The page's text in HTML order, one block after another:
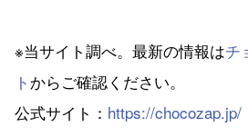
※当サイト調べ。最新の情報はチ
ト からご確認ください。
公式サイト： https://chocozap.jp/